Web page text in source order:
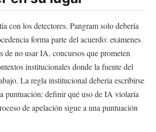
con los detectores. Pangram solo debería
forma parte del acuerdo: exámenes
de no usar IA, concursos que prometen
institucionales donde la fuente del
La regla institucional debería escribirse
puntuación: definir qué uso de IA violaría
de apelación sigue a una puntuación